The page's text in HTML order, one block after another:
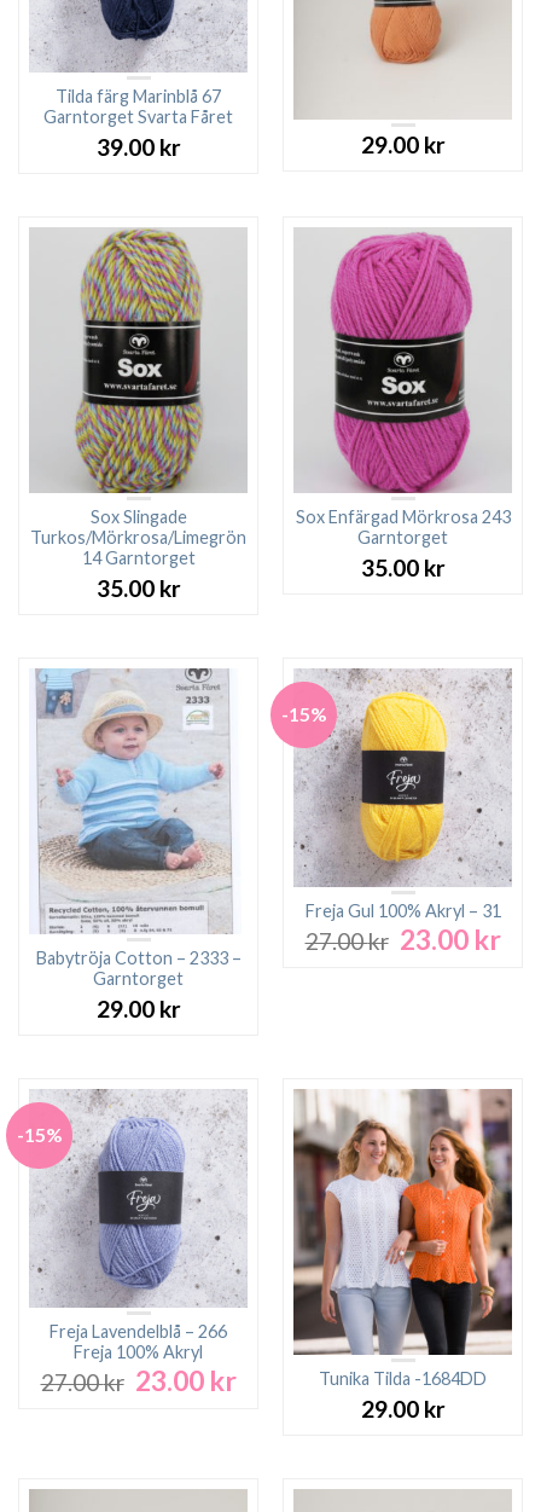
Tilda färg Marinblå 67
Garntorget Svarta Fåret
39.00 kr 29.00 kr
Sox Slingade
Turkos/Mörkrosa/Limegrön
14 Garntorget
35.00 kr
Sox Enfärgad Mörkrosa 243
Garntorget
35.00 kr
Babytröja Cotton – 2333 –
Garntorget
29.00 kr
-15%
Freja Gul 100% Akryl – 31
27.00kr Det
23.00 krDet
-15%
Freja Lavendelblå – 266
Freja 100% Akryl
27.00kr Det
23.00 krDet
Tunika Tilda -1684DD
29.00 kr